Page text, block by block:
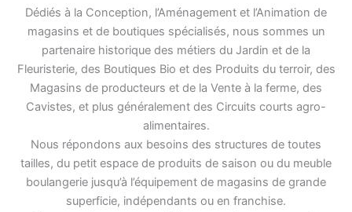
Dédiés à la Conception, l’Aménagement et l’Animation de
magasins et de boutiques spécialisés, nous sommes un
partenaire historique des métiers du Jardin et de la
Fleuristerie, des Boutiques Bio et des Produits du terroir, des
Magasins de producteurs et de la Vente à la ferme, des
Cavistes, et plus généralement des Circuits courts agro-
alimentaires.
Nous répondons aux besoins des structures de toutes
tailles, du petit espace de produits de saison ou du meuble
boulangerie jusqu’à l’équipement de magasins de grande
superficie, indépendants ou en franchise.